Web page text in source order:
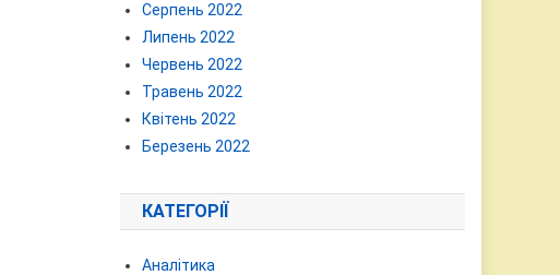
Серпень 2022
Липень 2022
Червень 2022
Травень 2022
Квітень 2022
Березень 2022
КАТЕГОРІЇ
Аналітика